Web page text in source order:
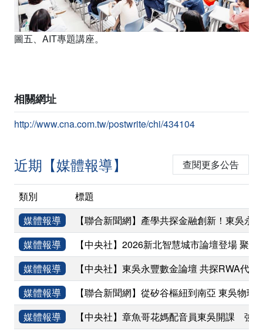
圖五、AIT專題講座。
相關網址
http://www.cna.com.tw/postwrite/chi/434104
近期【媒體報導】 查閱更多公告
類別
標題
媒體報導
【聯合新聞網】產學共探金融創新！東吳
媒體報導
【中央社】2026新北智慧城市論壇登場 聚
媒體報導
【中央社】東吳永豐數金論壇 共探RWA代幣
媒體報導
【聯合新聞網】從矽谷樞紐到南亞 東吳物理
媒體報導
【中央社】章魚哥花媽配音員東吳開課 強